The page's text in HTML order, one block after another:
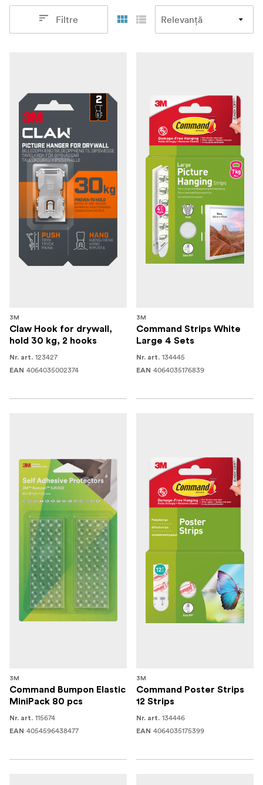
Filtre
3M
Claw Hook for drywall,
hold 30 kg, 2 hooks
Nr. art. 123427
EAN 4064035002374
3M
Command Strips White
Large 4 Sets
Nr. art. 134445
EAN 4064035176839
3M
Command Bumpon Elastic
MiniPack 80 pcs
Nr. art. 115674
EAN 4054596438477
3M
Command Poster Strips
12 Strips
Nr. art. 134446
EAN 4064035175399